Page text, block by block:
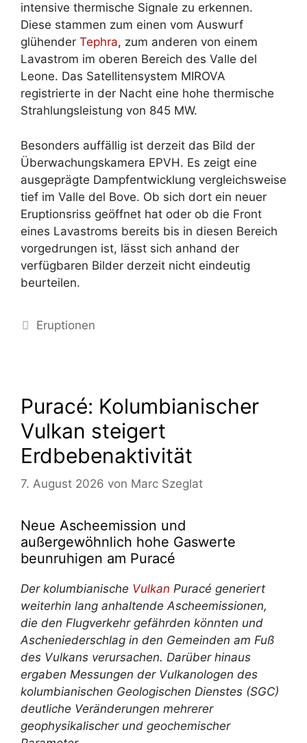
intensive thermische Signale zu erkennen.
Diese stammen zum einen vom Auswurf
glühender Tephra, zum anderen von einem
Lavastrom im oberen Bereich des Valle del
Leone. Das Satellitensystem MIROVA
registrierte in der Nacht eine hohe thermische
Strahlungsleistung von 845 MW.
Besonders auffällig ist derzeit das Bild der
Überwachungskamera EPVH. Es zeigt eine
ausgeprägte Dampfentwicklung vergleichsweise
tief im Valle del Bove. Ob sich dort ein neuer
Eruptionsriss geöffnet hat oder ob die Front
eines Lavastroms bereits bis in diesen Bereich
vorgedrungen ist, lässt sich anhand der
verfügbaren Bilder derzeit nicht eindeutig
beurteilen.
Kategorien
Eruptionen
Puracé: Kolumbianischer
Vulkan steigert
Erdbebenaktivität
7. August 2026 von Marc Szeglat
Neue Ascheemission und
außergewöhnlich hohe Gaswerte
beunruhigen am Puracé
Der kolumbianische Vulkan Puracé generiert
weiterhin lang anhaltende Ascheemissionen,
die den Flugverkehr gefährden könnten und
Ascheniederschlag in den Gemeinden am Fuß
des Vulkans verursachen. Darüber hinaus
ergaben Messungen der Vulkanologen des
kolumbianischen Geologischen Dienstes (SGC)
deutliche Veränderungen mehrerer
geophysikalischer und geochemischer